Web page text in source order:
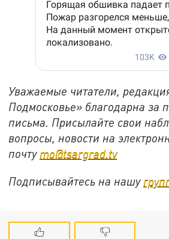
Уважаемые читатели,
Подмосковье» благодарна за
письма. Присылайте свои
вопросы, новости на
почту mo@tsargrad.tv
Подписывайтесь на нашу